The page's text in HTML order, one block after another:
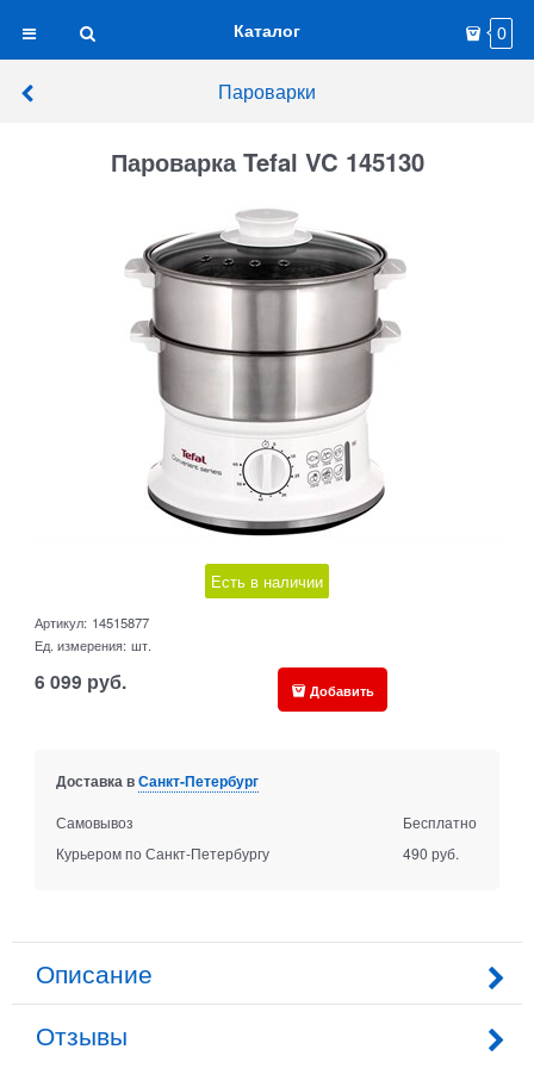
Каталог 0
Пароварки
Пароварка Tefal VC 145130
Есть в наличии
Артикул: 14515877
Ед. измерения: шт.
6 099 руб. Добавить
Доставка вСанкт-Петербург
Самовывоз
Бесплатно
Курьером по Санкт-Петербургу
490 руб.
Описание
Отзывы